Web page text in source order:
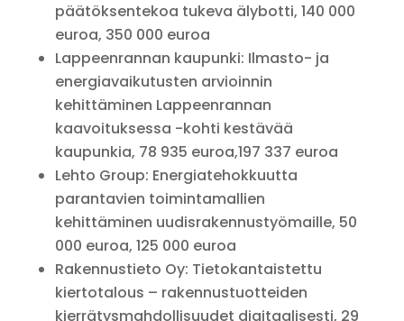
päätöksentekoa tukeva älybotti, 140 000
euroa, 350 000 euroa
Lappeenrannan kaupunki: Ilmasto- ja
energiavaikutusten arvioinnin
kehittäminen Lappeenrannan
kaavoituksessa -kohti kestävää
kaupunkia, 78 935 euroa,197 337 euroa
Lehto Group: Energiatehokkuutta
parantavien toimintamallien
kehittäminen uudisrakennustyömaille, 50
000 euroa, 125 000 euroa
Rakennustieto Oy: Tietokantaistettu
kiertotalous – rakennustuotteiden
kierrätysmahdollisuudet digitaalisesti, 29